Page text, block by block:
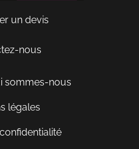
un devis
nous
sommes-nous
légales